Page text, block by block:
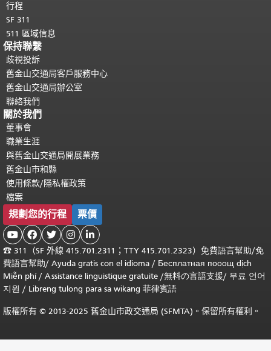
行程
SF 311
511 區域信息
保持聯繫
歧視投訴
舊金山交通局客戶服務中心
舊金山交通局辦公室
聯絡我們
關於我們
董事會
職業生涯
與舊金山交通局開展業務
舊金山市和縣
使用條款/隱私權政策
檔案
規劃您的行程 票價
    
☎ 311（SF 外線 415.701.2311；TTY 415.701.2323）免費語言幫助/免
費語言幫助/ Ayuda gratis con el idioma / Бесплатная пооощ dịch
Miễn phí/ Assistance linguistique gratuite /無料の言語支援/ 무료 언어
지원 / Libreng tulong para sa wikang 菲律賓語
版權所有 © 2013-2025 舊金山市政交通局 (SFMTA)。保留所有權利。